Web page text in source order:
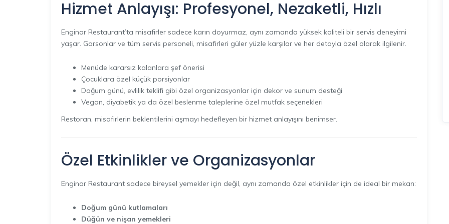
Hizmet Anlayışı: Profesyonel, Nezaketli, Hızlı
Enginar Restaurant’ta misafirler sadece karın doyurmaz, aynı zamanda yüksek kaliteli bir servis deneyimi
yaşar. Garsonlar ve tüm servis personeli, misafirleri güler yüzle karşılar ve her detayla özel olarak ilgilenir.
Menüde kararsız kalanlara şef önerisi
Çocuklara özel küçük porsiyonlar
Doğum günü, evlilik teklifi gibi özel organizasyonlar için dekor ve sunum desteği
Vegan, diyabetik ya da özel beslenme taleplerine özel mutfak seçenekleri
Restoran, misafirlerin beklentilerini aşmayı hedefleyen bir hizmet anlayışını benimser.
Özel Etkinlikler ve Organizasyonlar
Enginar Restaurant sadece bireysel yemekler için değil, aynı zamanda özel etkinlikler için de ideal bir mekan:
Doğum günü kutlamaları
Düğün ve nişan yemekleri